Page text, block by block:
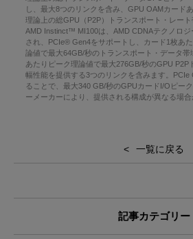
し、最大8つのリンクを含み、GPU OAMカード
理論上の総GPU（P2P）トランスポート・レート
AMD Instinct™ MI100は、AMD CDNAテクノロ
され、PCIe® Gen4をサポートし、カード1枚あ
論値で最大64GB/秒のトランスポート・データ
あたりピーク理論値で最大276GB/秒のGPU P2P
幅性能を提供する3つのリンクを含みます。
ることで、最大340 GB/秒のGPUカードI/Oピー
ーメーカーにより、提供される構成が異なる場
一覧に戻る
記事カテゴリー